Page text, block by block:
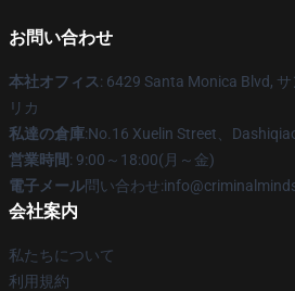
お問い合わせ
本社オフィス: 6429 Santa Monica Blvd,
リカ
私達の倉庫:No.16 Xuelin Street、
営業時間: 9:00～18:00(月～金)
電子メール問い合わせ
会社案内
私たちについて
利用規約